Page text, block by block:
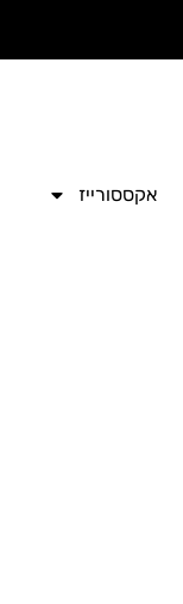
אקססורייז